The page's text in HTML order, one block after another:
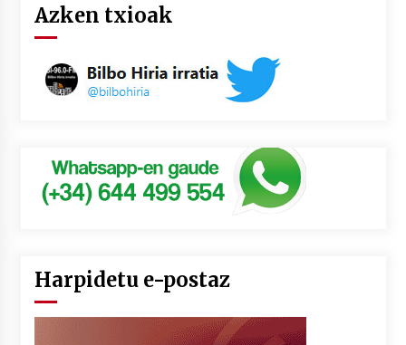
Azken txioak
Harpidetu e-postaz